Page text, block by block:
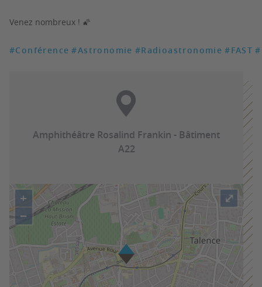
Venez nombreux ! 🌠
#Conférence #Astronomie #Radioastronomie #FAST
Amphithéâtre Rosalind Frankin - Bâtiment
A22
+
−
⤢